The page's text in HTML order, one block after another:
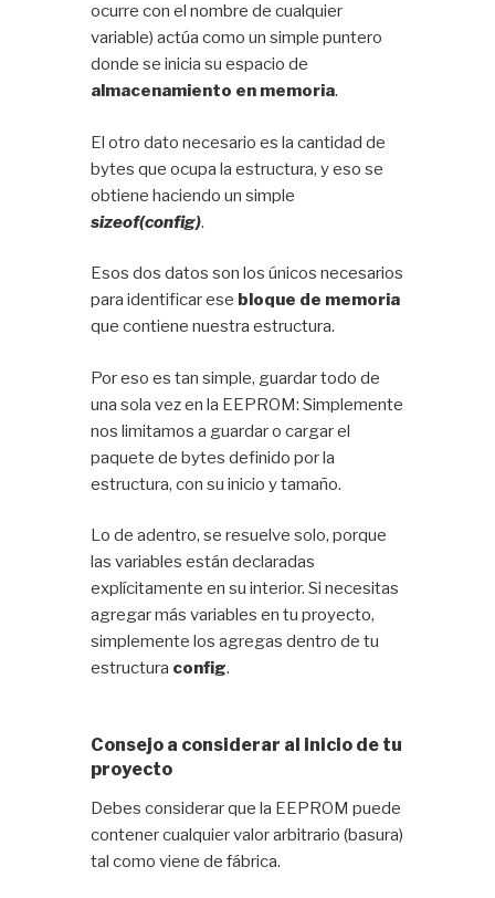
ocurre con el nombre de cualquier
variable) actúa como un simple puntero
donde se inicia su espacio de
almacenamiento en memoria.
El otro dato necesario es la cantidad de
bytes que ocupa la estructura, y eso se
obtiene haciendo un simple
sizeof(config).
Esos dos datos son los únicos necesarios
para identificar ese bloque de memoria
que contiene nuestra estructura.
Por eso es tan simple, guardar todo de
una sola vez en la EEPROM: Simplemente
nos limitamos a guardar o cargar el
paquete de bytes definido por la
estructura, con su inicio y tamaño.
Lo de adentro, se resuelve solo, porque
las variables están declaradas
explícitamente en su interior. Si necesitas
agregar más variables en tu proyecto,
simplemente los agregas dentro de tu
estructura config.
Consejo a considerar al inicio de tu
proyecto
Debes considerar que la EEPROM puede
contener cualquier valor arbitrario (basura)
tal como viene de fábrica.